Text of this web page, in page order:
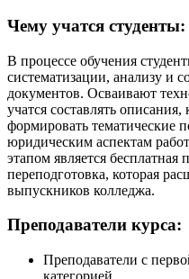
Чему учатся студенты:
В процессе обучения
систематизации, анализу и
документов. Осваивают
учатся составлять
формировать тематические
юридическим аспектам
этапом является бесплатная
переподготовка, которая
выпускников колледжа.
Преподаватели курса:
Преподаватели с
категорией